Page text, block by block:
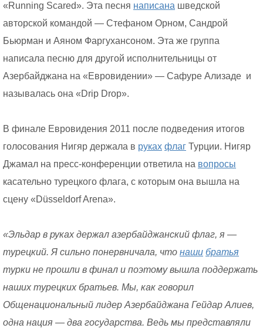
«Running Scared». Эта песня написана шведской
авторской командой — Стефаном Орном, Сандрой
Бьюрман и Аяном Фаргухансоном. Эта же группа
написала песню для другой исполнительницы от
Азербайджана на «Евровидении» — Сафуре Ализаде и
называлась она «Drip Drop».
В финале Евровидения 2011 после подведения итогов
голосования Нигяр держала в руках флаг Турции. Нигяр
Джамал на пресс-конференции ответила на вопросы
касательно турецкого флага, с которым она вышла на
сцену «Düsseldorf Arena».
«Эльдар в руках держал азербайджанский флаг, я —
турецкий. Я сильно понервничала, что наши братья
турки не прошли в финал и поэтому вышла поддержать
наших турецких братьев. Мы, как говорил
Общенациональный лидер Азербайджана Гейдар Алиев,
одна нация — два государства. Ведь мы представляли